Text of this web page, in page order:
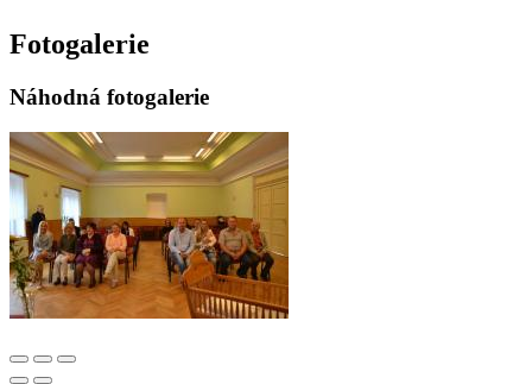
Fotogalerie
Náhodná fotogalerie